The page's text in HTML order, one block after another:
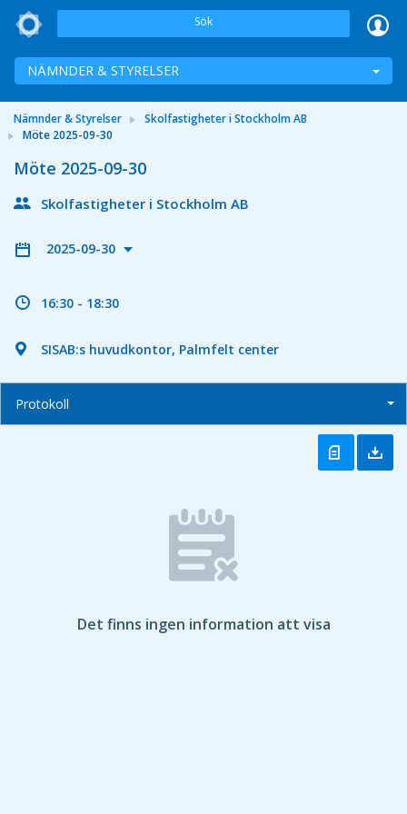
Sök
NÄMNDER & STYRELSER
Nämnder & Styrelser
Skolfastigheter i Stockholm AB
Möte 2025-09-30
Möte 2025-09-30
Skolfastigheter i Stockholm AB
2025-09-30
16:30 - 18:30
SISAB:s huvudkontor, Palmfelt center
Protokoll
Det finns ingen information att visa